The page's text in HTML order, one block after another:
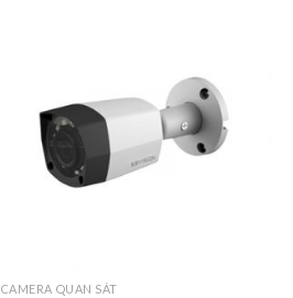
CAMERA QUAN SÁT